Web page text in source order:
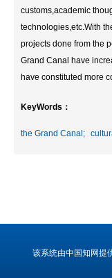
customs,academic
technologies,etc.With
projects done from the
Grand Canal have
have constituted more
KeyWords：
the Grand Canal;
该系统由中国知网提